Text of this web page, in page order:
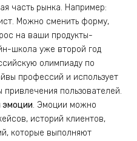
часть рынка. Например:
Можно сменить форму,
на ваши продукты-
школа уже второй год
олимпиаду по
профессий и использует
пользователей.
эмоции. Эмоции можно
историй клиентов,
которые выполняют